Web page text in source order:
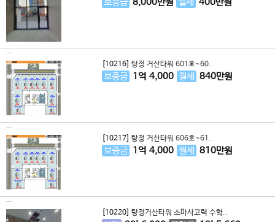
보증금 8,000만원 월세 400만원
[10216] 탕정 거산타워 601호~60..
보증금 1 억 4,000 월세 840만원
[10217] 탕정 거산타워 606호~61..
보증금 1 억 4,000 월세 810만원
[10220] 탕정거산타워 소마사고력 수학..